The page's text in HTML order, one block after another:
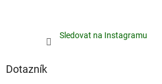
Sledovat na Instagramu
Dotazník